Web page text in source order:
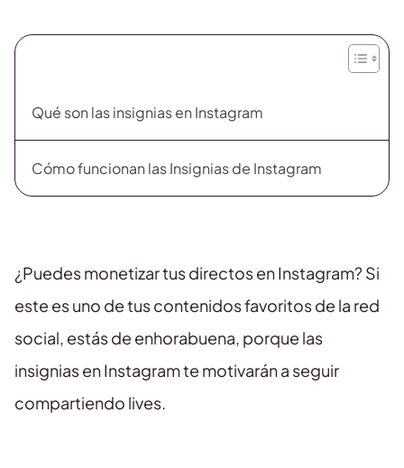
Qué son las insignias en Instagram
Cómo funcionan las Insignias de Instagram
¿Puedes monetizar tus directos en Instagram? Si
este es uno de tus contenidos favoritos de la red
social, estás de enhorabuena, porque las
insignias en Instagram te motivarán a seguir
compartiendo lives.